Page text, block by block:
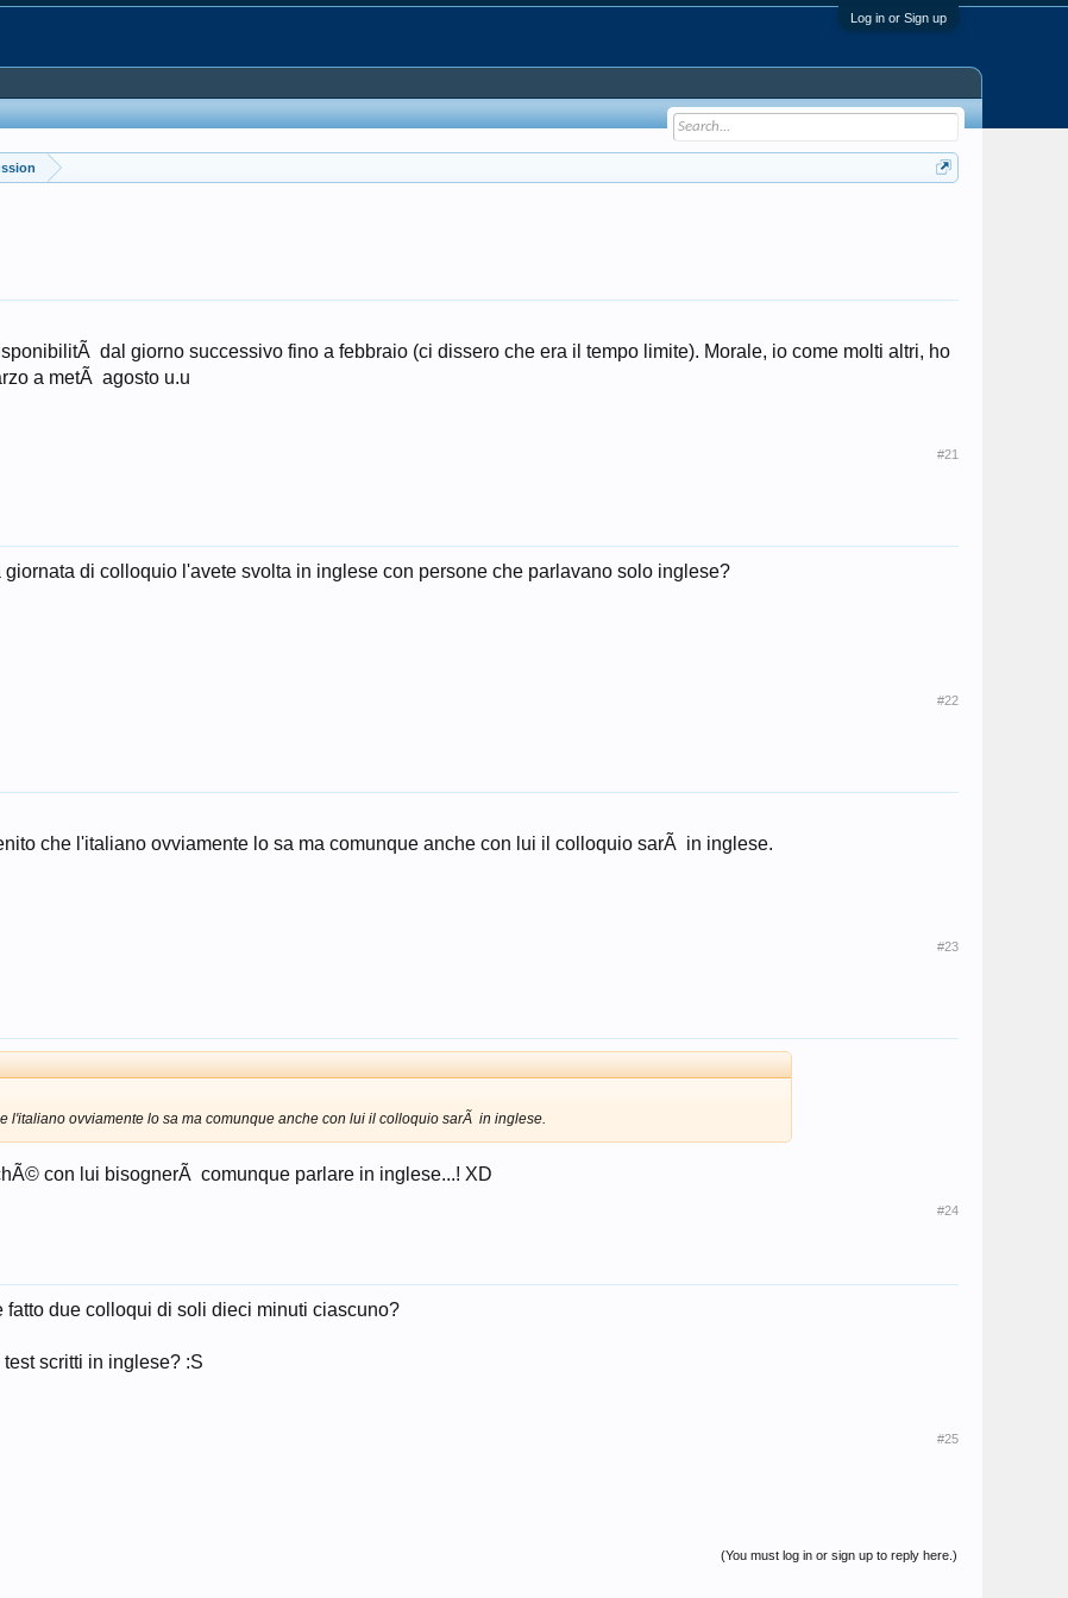
Log in or Sign up
dal giorno successivo fino a febbraio (ci dissero che era il tempo limite). Morale, io come molti altri, ho
a metÃ agosto u.u
#21
di colloquio l'avete svolta in inglese con persone che parlavano solo inglese?
#22
che l'italiano ovviamente lo sa ma comunque anche con lui il colloquio sarÃ in inglese.
#23
l'italiano ovviamente lo sa ma comunque anche con lui il colloquio sarÃ in inglese.
con lui bisognerÃ comunque parlare in inglese...! XD
#24
fatto due colloqui di soli dieci minuti ciascuno?
scritti in inglese? :S
#25
(You must log in or sign up to reply here.)